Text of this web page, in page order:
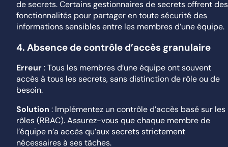
de secrets. Certains gestionnaires de secrets offrent des
fonctionnalités pour partager en toute sécurité des
informations sensibles entre les membres d’une équipe.
4.Absence de contrôle d’accès granulaire
Erreur: Tous les membres d’une équipe ont souvent
accès à tous les secrets, sans distinction de rôle ou de
besoin.
Solution : Implémentez un contrôle d’accès basé sur les
rôles (RBAC). Assurez-vous que chaque membre de
l’équipe n’a accès qu’aux secrets strictement
nécessaires à ses tâches.